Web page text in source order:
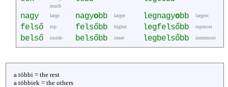
much
nagy large nagyobb larger legnagyobb largest
felső top felsőbb higher legfelsőbb topmost
belső inside belsőbb inner legbelsőbb innermost
a többi = the rest
a többiek = the others